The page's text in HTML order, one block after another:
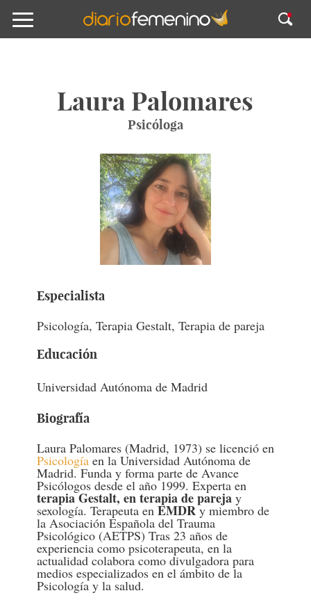
Laura Palomares
Psicóloga
Especialista
Psicología, Terapia Gestalt, Terapia de pareja
Educación
Universidad Autónoma de Madrid
Biografía
Laura Palomares (Madrid, 1973) se licenció en
Psicologíaen la Universidad Autónoma de
Madrid. Funda y forma parte de Avance
Psicólogos desde el año 1999. Experta en
terapia Gestalt, en terapia de parejay
sexología. Terapeuta en EMDRy miembro de
la Asociación Española del Trauma
Psicológico (AETPS) Tras 23 años de
experiencia como psicoterapeuta, en la
actualidad colabora como divulgadora para
medios especializados en el ámbito de la
Psicología y la salud.